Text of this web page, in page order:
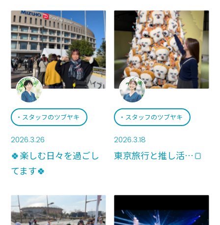
スタッフのツブヤキ
2026.3.26
🍀楽しむ日々を過ごし
てます🍀
スタッフのツブヤキ
2026.3.18
東京旅行と推し活…🍞